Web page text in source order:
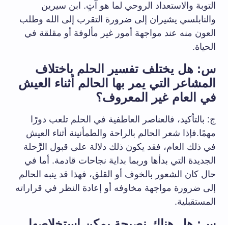
التوبة والاستعداد الروحي لما هو آتٍ. ابن سيرين
والنابلسي يشيران إلى ضرورة التقرب إلى الله وطلب
العون منه عند مواجهة أمور غير مألوفة أو مقلقة في
الحياة.
س: هل يختلف تفسير الحلم باختلاف
المشاعر التي يمر بها الحالم أثناء العيش
في العام غير المعروف؟
ج: بالتأكيد، فالعناصر العاطفية في الحلم تلعب دورًا
مهمًا.فإذا شعر الحالم بالراحة والطمأنينة أثناء العيش
في ذلك العام، فقد يكون ذلك دلالة على قبول الرَّحلة
الجديدة التي بدأها وربما بداية نجاحات قادمة. أما في
حال كان الشعور بالخوف أو القلق، فهذا قد ينبه الحالم
إلى ضرورة مواجهة مخاوفه أو إعادة النظر في قراراته
المستقبلية.